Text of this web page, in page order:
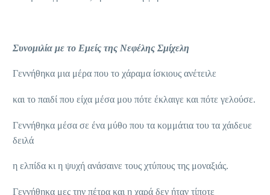
Συνομιλία με το Εμείς της Νεφέλης Σμίχελη
Γεννήθηκα μια μέρα που το χάραμα ίσκιους ανέτειλε
και το παιδί που είχα μέσα μου πότε έκλαιγε και πότε γελούσε.
Γεννήθηκα μέσα σε ένα μύθο που τα κομμάτια του τα χάιδευε
δειλά
η ελπίδα κι η ψυχή ανάσαινε τους χτύπους της μοναξιάς.
Γεννήθηκα μες την πέτρα και η χαρά δεν ήταν τίποτε